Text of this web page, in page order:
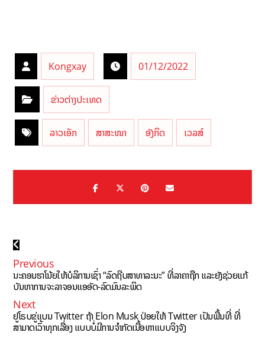
Kongxay 01/12/2022
ຂ່າວຕ່າງປະເທດ
ລາວເອັກ ສາສະໜາ ອັງກິດ ເວລສ໌
Previous
ນະຄອນຮາໂນ້ຍໃຫ້ບໍລິການເຊົ່າ “ລົດຖີບສາທາລະນະ” ທີ່ລາຄາຖືກ ແລະຍັງຊ່ວຍແກ້
ບັນຫາການຈະລາຈອນແອອັດ-ລົດມົນລະພິດ
Next
ຢູໂຣບຂູ່ແບນ Twitter ຖ້າ Elon Musk ປ່ອຍໃຫ້ Twitter ເປັນພື້ນທີ່ ທີ່
ສາມາດເວົ້າທຸກເລື່ອງ ແບບບໍ່ມີການຈຳກັດເນື້ອຫາແບບຈິງຈັງ